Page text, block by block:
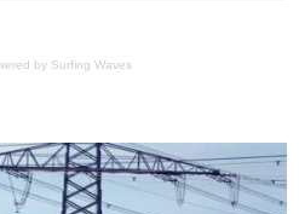
by Surfing Waves